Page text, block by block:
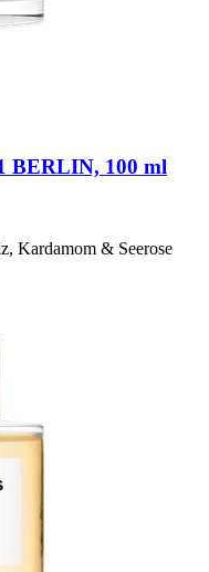
BERLIN, 100 ml
Kardamom & Seerose